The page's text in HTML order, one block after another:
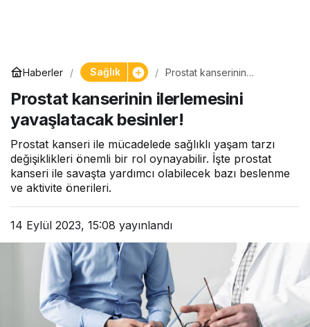
Haberler Sağlık
Prostat kanserinin
besinler!
Prostat kanserinin ilerlemesini
yavaşlatacak besinler!
Prostat kanseri ile mücadelede sağlıklı yaşam tarzı
değişiklikleri önemli bir rol oynayabilir. İşte prostat
kanseri ile savaşta yardımcı olabilecek bazı beslenme
ve aktivite önerileri.
14 Eylül 2023, 15:08 yayınlandı